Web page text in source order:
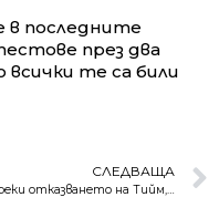
в последните
през два
всички те са били
СЛЕДВАЩА
Въпреки отказването на Тийм, България няма шанс да е част от ATP Cup